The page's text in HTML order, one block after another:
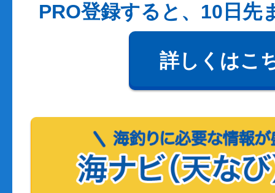
PRO登録すると、10日先
詳しくはこ